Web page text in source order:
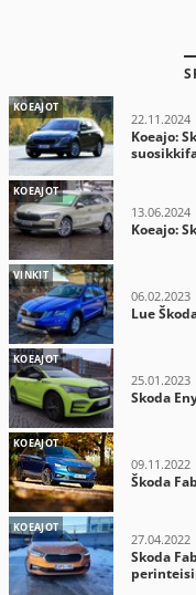
KOEAJOT
22.11.2024
Koeajo:
KOEAJOT
13.06.2024
Koeajo:
VINKIT
06.02.2023
Lue
KOEAJOT
25.01.2023
Skoda
KOEAJOT
09.11.2022
Škoda
KOEAJOT
27.04.2022
Skoda